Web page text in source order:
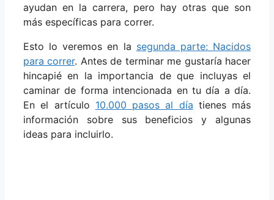
ayudan en la carrera, pero hay otras que son
más específicas para correr.
Esto lo veremos en la segunda parte: Nacidos
para correr. Antes de terminar me gustaría hacer
hincapié en la importancia de que incluyas el
caminar de forma intencionada en tu día a día.
En el artículo 10.000 pasos al día tienes más
información sobre sus beneficios y algunas
ideas para incluirlo.